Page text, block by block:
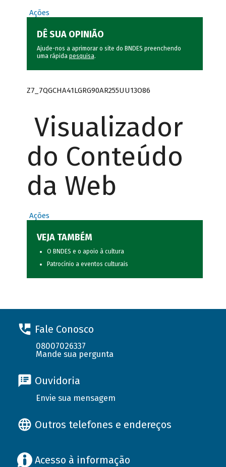
Ações
DÊ SUA OPINIÃO
Ajude-nos a aprimorar o site do BNDES preenchendo
uma rápida pesquisa.
Z7_7QGCHA41LGRG90AR255UU13O86
Visualizador
do Conteúdo
da Web
Ações
VEJA TAMBÉM
O BNDES e o apoio à cultura
Patrocínio a eventos culturais
Fale Conosco
08007026337
Mande sua pergunta
Ouvidoria
Envie sua mensagem
Outros telefones e endereços
Acesso à informação